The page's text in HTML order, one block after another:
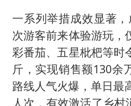
一系列举措成效显著
次游客前来体验游玩
彩番茄、五星枇杷等时
斤，实现销售额130余
路线人气火爆，单日最
人次，有效激活了乡村